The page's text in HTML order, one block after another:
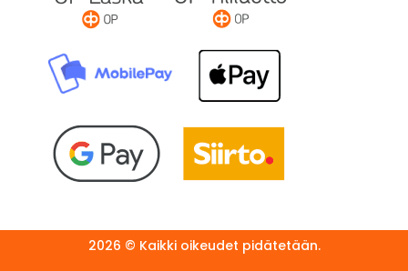
2026 © Kaikki oikeudet pidätetään.